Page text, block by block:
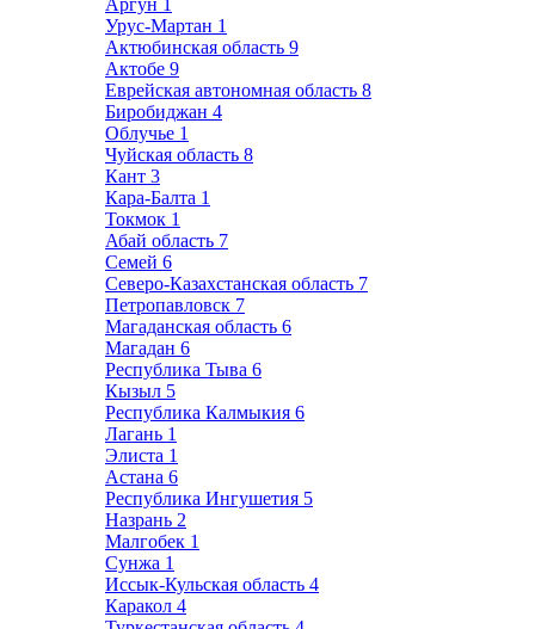
Аргун 1
Урус-Мартан 1
Актюбинская область 9
Актобе 9
Еврейская автономная область 8
Биробиджан 4
Облучье 1
Чуйская область 8
Кант 3
Кара-Балта 1
Токмок 1
Абай область 7
Семей 6
Северо-Казахстанская область 7
Петропавловск 7
Магаданская область 6
Магадан 6
Республика Тыва 6
Кызыл 5
Республика Калмыкия 6
Лагань 1
Элиста 1
Астана 6
Республика Ингушетия 5
Назрань 2
Малгобек 1
Сунжа 1
Иссык-Кульская область 4
Каракол 4